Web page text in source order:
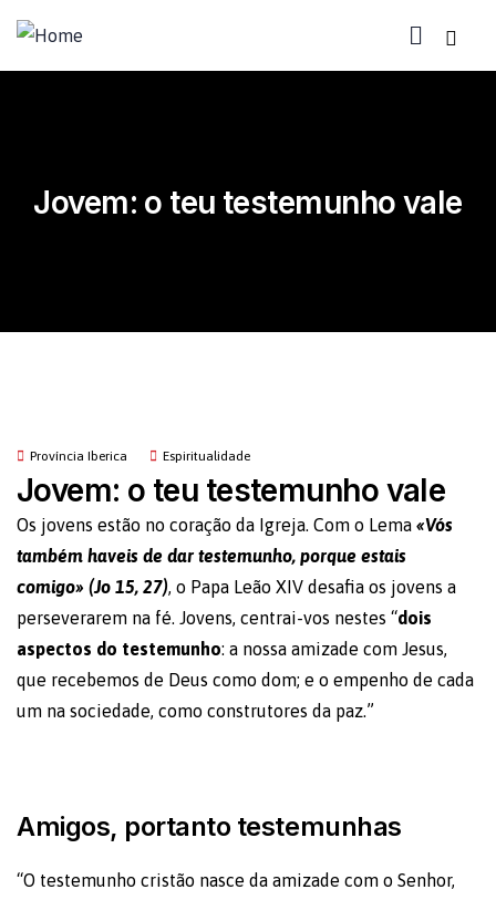
Jovem: o teu testemunho vale
Província Iberica Espiritualidade
Jovem: o teu testemunho vale
Os jovens estão no coração da Igreja. Com o Lema «Vós
também haveis de dar testemunho, porque estais
comigo» (Jo 15, 27), o Papa Leão XIV desafia os jovens a
perseverarem na fé. Jovens, centrai-vos nestes “dois
aspectos do testemunho: a nossa amizade com Jesus,
que recebemos de Deus como dom; e o empenho de cada
um na sociedade, como construtores da paz.”
Amigos, portanto testemunhas
“O testemunho cristão nasce da amizade com o Senhor,